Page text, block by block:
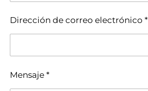
Dirección de correo electrónico *
Mensaje *